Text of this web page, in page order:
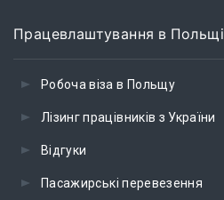
Працевлаштування в Польщі
Робоча віза в Польщу
Лізинг працівників з України
Відгуки
Пасажирські перевезення